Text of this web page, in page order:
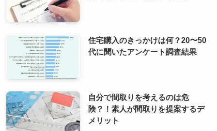
住宅購入のきっかけは何？20〜50
代に聞いたアンケート調査結果
自分で間取りを考えるのは危
険？！素人が間取りを提案するデ
メリット